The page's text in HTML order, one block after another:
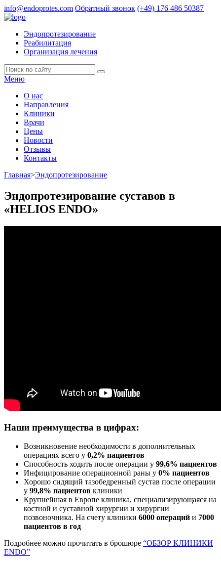
info@endoprotes.com Обратный звонок (+49) 176 486 50387
Эндопротезирование
Реабилитация
Организация лечения
Меню
О нас
Направления
Клиники
Врачи
Цены
Новости
Отзывы
Контакты
Главная>Эндопротезирование
Эндопротезирование суставов в
«HELIOS ENDO»
Наши преимущества в цифрах:
Возникновение необходимости в дополнительных
операциях всего у 0,2% пациентов
Способность ходить после операции у 99,6% пациентов
Инфицирование операционной раны у 0% пациентов
Хорошо сидящий тазобедренный сустав после операции
у 99,8% пациентов клиники
Крупнейшая в Европе клиника, специализирующаяся на
костной и суставной хирургии и хирургии
позвоночника. На счету клиники 6000 операций и 7000
пациентов в год
Подробнее можно прочитать в брошюре “ОБЗОР КЛИНИКИ
ENDO”